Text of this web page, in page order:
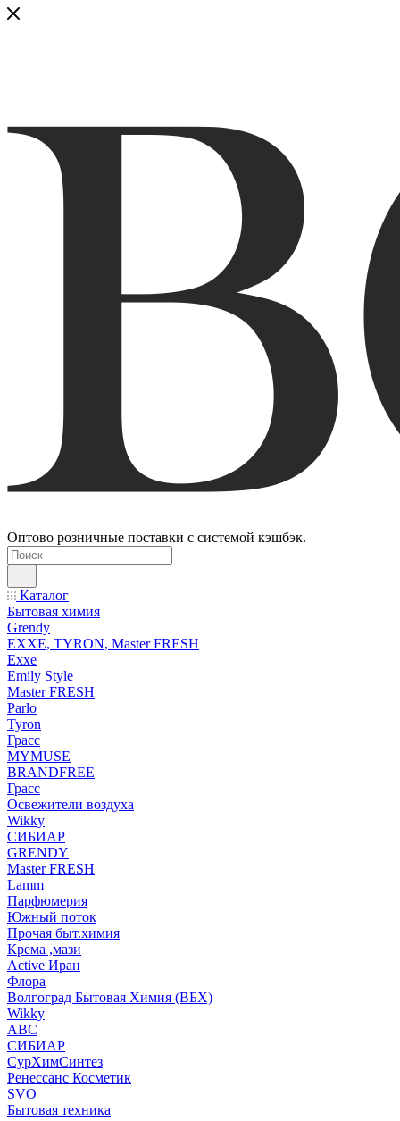
Оптово розничные поставки с системой кэшбэк.
Каталог
Бытовая химия
Grendy
EXXE, TYRON, Master FRESH
Exxe
Emily Style
Master FRESH
Parlo
Tyron
Грасс
MYMUSE
BRANDFREE
Грасс
Освежители воздуха
Wikky
СИБИАР
GRENDY
Master FRESH
Lamm
Парфюмерия
Южный поток
Прочая быт.химия
Крема ,мази
Аctive Иран
Флора
Волгоград Бытовая Химия (ВБХ)
Wikky
АВС
СИБИАР
СурХимСинтез
Ренессанс Косметик
SVO
Бытовая техника